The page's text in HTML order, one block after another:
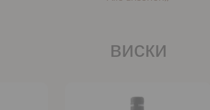
виски